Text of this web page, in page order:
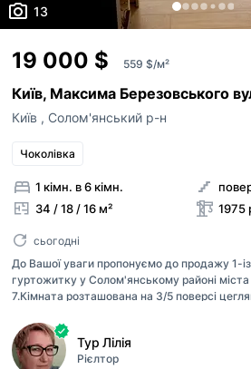
13
19 000 $ 559 $/м²
Київ, Максима Березовського
Київ , Солом'янський р-н
Чоколівка
1 кімн. в 6 кімн.
34 / 18 / 16 м²
1975
сьогодні
До Вашої уваги пропонуємо до продажу 1-
гуртожитку у Солом'янському районі міста
7.Кімната розташована на 3/5 поверсі
меблями побутовою технікою ( диван,
Продаєтьмя з меблями і побутовою
Тур Лілія
Рієлтор